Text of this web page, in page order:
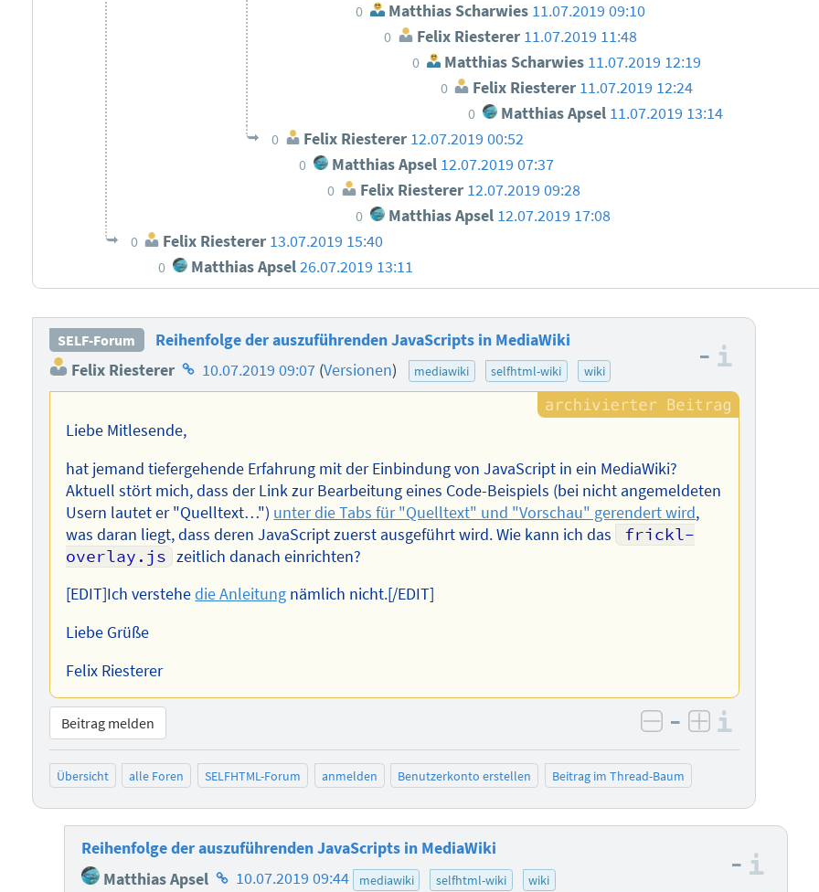
0 Matthias Scharwies 11.07.2019 09:10
0 Felix Riesterer 11.07.2019 11:48
0 Matthias Scharwies 11.07.2019 12:19
0 Felix Riesterer 11.07.2019 12:24
0 Matthias Apsel 11.07.2019 13:14
0 Felix Riesterer 12.07.2019 00:52
0 Matthias Apsel 12.07.2019 07:37
0 Felix Riesterer 12.07.2019 09:28
0 Matthias Apsel 12.07.2019 17:08
0 Felix Riesterer 13.07.2019 15:40
0 Matthias Apsel26.07.2019 13:11
SELF-Forum
Reihenfolge der auszuführenden JavaScripts in MediaWiki
Felix Riesterer Homepage
des
10.07.2019 09:07 (Versionen) mediawiki selfhtml-wiki wiki
–
Liebe Mitlesende,
hat jemand tiefergehende Erfahrung mit der Einbindung von JavaScript in ein MediaWiki?
Aktuell stört mich, dass der Link zur Bearbeitung eines Code-Beispiels (bei nicht angemeldeten
Usern lautet er "Quelltext…") unter die Tabs für "Quelltext" und "Vorschau" gerendert wird,
was daran liegt, dass deren JavaScript zuerst ausgeführt wird. Wie kann ich das
frickl-
overlay.js zeitlich danach einrichten?
[EDIT]Ich verstehedie Anleitung nämlich nicht.[/EDIT]
Liebe Grüße
Felix Riesterer
Beitrag melden negativ bewerten
– positiv
Übersicht alle Foren SELFHTML-Forum anmelden Benutzerkonto erstellen Beitrag im Thread-Baum
Reihenfolge der auszuführenden JavaScripts in MediaWiki
Matthias Apsel Homepage
10.07.2019 09:44 mediawiki selfhtml-wiki wiki
–